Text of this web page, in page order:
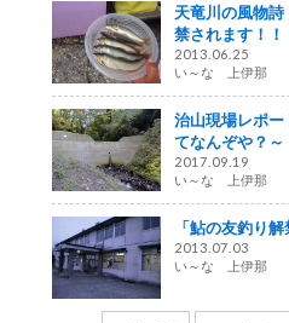
天竜川の風物
禁されます！！
2013.06.25
い～な 上伊那
治山現場レポ
てなんぞや？～
2017.09.19
い～な 上伊那
「鮎の友釣り
2013.07.03
い～な 上伊那